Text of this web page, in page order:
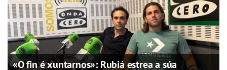
«O fin é xuntarnos»: Rubiá estrea a súa